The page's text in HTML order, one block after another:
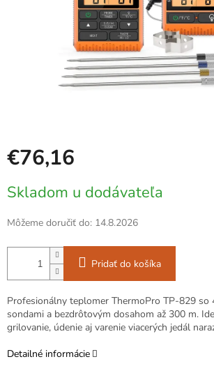
€76,16
cena:
Skladom u dodávateľa
Môžeme doručiť do: 14.8.2026
Pridať do košíka
Profesionálny teplomer ThermoPro TP-829 so
sondami a bezdrôtovým dosahom až 300 m.
grilovanie, údenie aj varenie viacerých jedál
Detailné informácie